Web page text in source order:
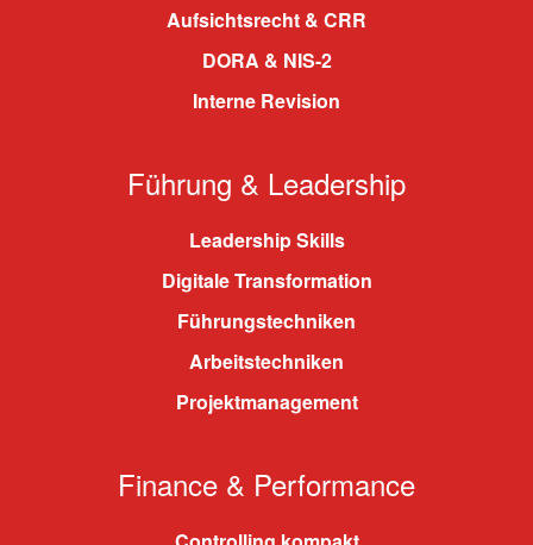
Aufsichtsrecht & CRR
DORA & NIS-2
Interne Revision
Führung & Leadership
Leadership Skills
Digitale Transformation
Führungstechniken
Arbeitstechniken
Projektmanagement
Finance & Performance